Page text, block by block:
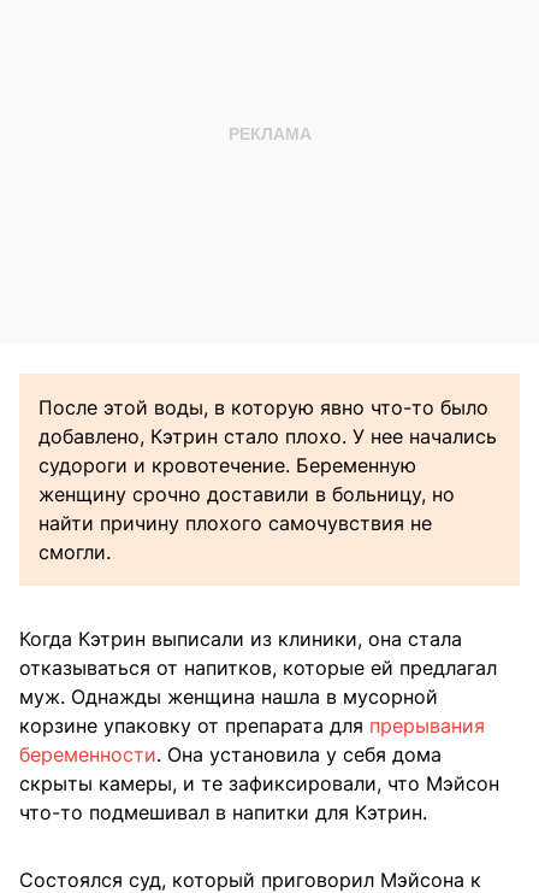
После этой воды, в которую явно что-то было
добавлено, Кэтрин стало плохо. У нее начались
судороги и кровотечение. Беременную
женщину срочно доставили в больницу, но
найти причину плохого самочувствия не
смогли.
Когда Кэтрин выписали из клиники, она стала
отказываться от напитков, которые ей предлагал
муж. Однажды женщина нашла в мусорной
корзине упаковку от препарата для прерывания
беременности. Она установила у себя дома
скрыты камеры, и те зафиксировали, что Мэйсон
что-то подмешивал в напитки для Кэтрин.
Состоялся суд, который приговорил Мэйсона к